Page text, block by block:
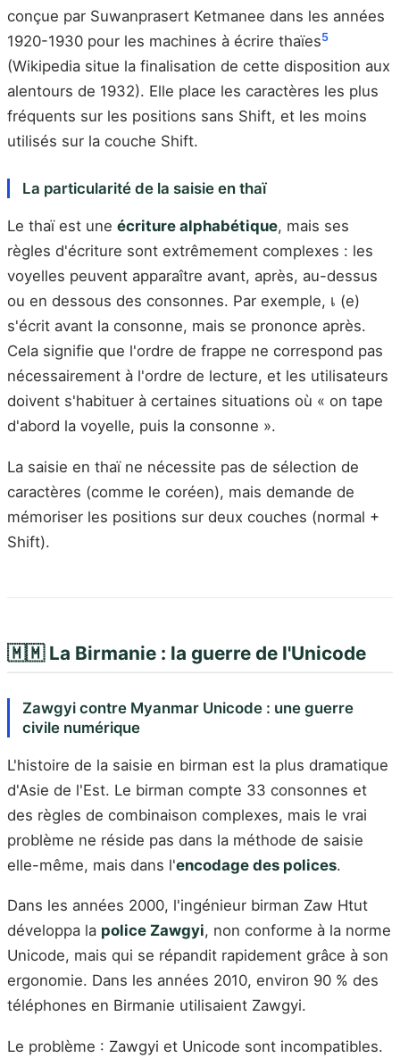
conçue par Suwanprasert Ketmanee dans les années
1920-1930 pour les machines à écrire thaïes5
(Wikipedia situe la finalisation de cette disposition aux
alentours de 1932). Elle place les caractères les plus
fréquents sur les positions sans Shift, et les moins
utilisés sur la couche Shift.
La particularité de la saisie en thaï
Le thaï est une écriture alphabétique, mais ses
règles d'écriture sont extrêmement complexes : les
voyelles peuvent apparaître avant, après, au-dessus
ou en dessous des consonnes. Par exemple, เ (e)
s'écrit avant la consonne, mais se prononce après.
Cela signifie que l'ordre de frappe ne correspond pas
nécessairement à l'ordre de lecture, et les utilisateurs
doivent s'habituer à certaines situations où « on tape
d'abord la voyelle, puis la consonne ».
La saisie en thaï ne nécessite pas de sélection de
caractères (comme le coréen), mais demande de
mémoriser les positions sur deux couches (normal +
Shift).
🇲🇲 La Birmanie : la guerre de l'Unicode
Zawgyi contre Myanmar Unicode : une guerre
civile numérique
L'histoire de la saisie en birman est la plus dramatique
d'Asie de l'Est. Le birman compte 33 consonnes et
des règles de combinaison complexes, mais le vrai
problème ne réside pas dans la méthode de saisie
elle-même, mais dans l'encodage des polices.
Dans les années 2000, l'ingénieur birman Zaw Htut
développa la police Zawgyi, non conforme à la norme
Unicode, mais qui se répandit rapidement grâce à son
ergonomie. Dans les années 2010, environ 90 % des
téléphones en Birmanie utilisaient Zawgyi.
Le problème : Zawgyi et Unicode sont incompatibles.